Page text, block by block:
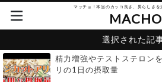
マッチョ！本当のカッコ良さ、男らしさを
MACHO
選択された記
精力増強やテストステロン
リの1日の摂取量